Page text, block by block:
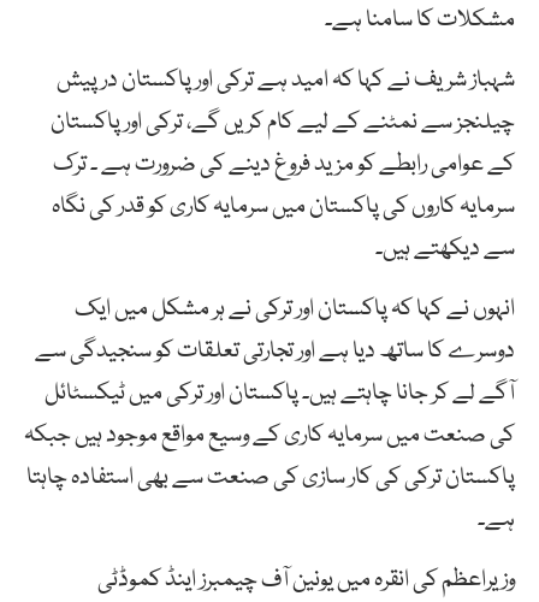
مشکلات کا سامنا ہے۔
شہباز شریف نے کہا کہ امید ہے ترکی اور پاکستان درپیش
چیلنجز سے نمٹنے کے لیے کام کریں گے، ترکی اور پاکستان
کے عوامی رابطے کو مزید فروغ دینے کی ضرورت ہے ۔ ترک
سرمایہ کاروں کی پاکستان میں سرمایہ کاری کو قدر کی نگاہ
سے دیکھتے ہیں۔
انہوں نے کہا کہ پاکستان اور ترکی نے ہر مشکل میں ایک
دوسرے کا ساتھ دیا ہے اور تجارتی تعلقات کو سنجیدگی سے
آگے لے کر جانا چاہتے ہیں۔ پاکستان اور ترکی میں ٹیکسٹائل
کی صنعت میں سرمایہ کاری کے وسیع مواقع موجود ہیں جبکہ
پاکستان ترکی کی کار سازی کی صنعت سے بھی استفادہ چاہتا
ہے۔
وزیراعظم کی انقرہ میں یونین آف چیمبرز اینڈ کموڈٹی